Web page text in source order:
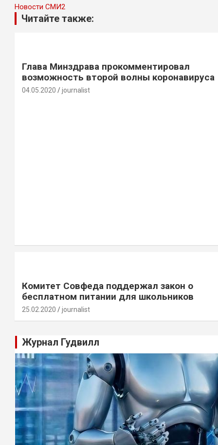
Новости СМИ2
Читайте также:
Глава Минздрава прокомментировал
возможность второй волны коронавируса
04.05.2020 journalist
Комитет Совфеда поддержал закон о
бесплатном питании для школьников
25.02.2020 journalist
Журнал Гудвилл